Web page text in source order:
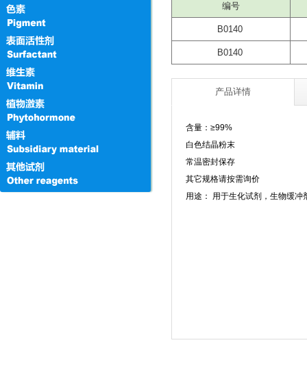
编号
B0140
B0140
产品详情
含量：≥99%
白色结晶粉末
常温密封保存
其它规格请按需询价
用途： 用于生化试剂，生物缓冲